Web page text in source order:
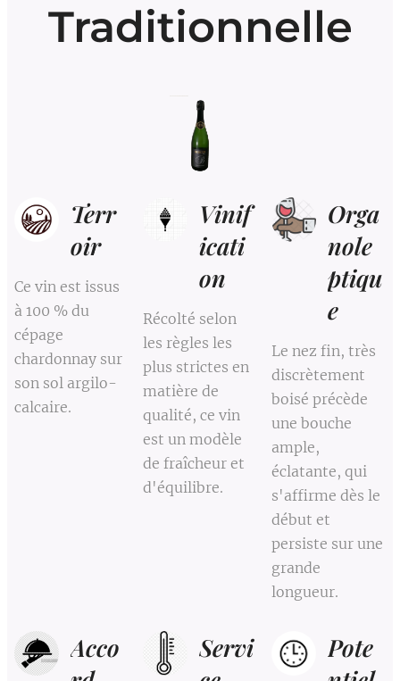
Traditionnelle
Terr
oir
Ce vin est issus
à 100 % du
cépage
chardonnay sur
son sol argilo-
calcaire.
Vinif
icati
on
Récolté selon
les règles les
plus strictes en
matière de
qualité, ce vin
est un modèle
de fraîcheur et
d'équilibre.
Orga
nole
ptiqu
e
Le nez fin, très
discrètement
boisé précède
une bouche
ample,
éclatante, qui
s'affirme dès le
début et
persiste sur une
grande
longueur.
Acco
Servi
Pote